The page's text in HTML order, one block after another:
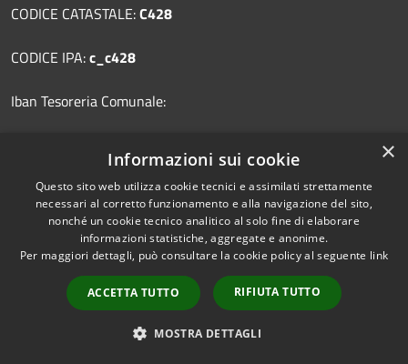
CODICE CATASTALE:C428
CODICE IPA:c_c428
Iban Tesoreria Comunale:
Codice BIC/SWIFT:BPPIITRRXXX
Iban Tesoreria Provinciale dello Stato:
IT95E0100004306TU0000018857
×
Informazioni sui cookie
Questo sito web utilizza cookie tecnici e assimilati strettamente
necessari al corretto funzionamento e alla navigazione del sito,
nonché un cookie tecnico analitico al solo fine di elaborare
informazioni statistiche, aggregate e anonime.
Per maggiori dettagli, può consultare la cookie policy al seguente link
ACCETTA TUTTO RIFIUTA TUTTO
MOSTRA DETTAGLI